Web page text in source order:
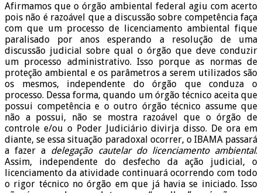
Afirmamos que o órgão ambiental federal agiu com acerto
pois não é razoável que a discussão sobre competência faça
com que um processo de licenciamento ambiental fique
paralisado por anos esperando a resolução de uma
discussão judicial sobre qual o órgão que deve conduzir
um processo administrativo. Isso porque as normas de
proteção ambiental e os parâmetros a serem utilizados são
os mesmos, independente do órgão que conduza o
processo. Dessa forma, quando um órgão técnico aceita que
possui competência e o outro órgão técnico assume que
não a possui, não se mostra razoável que o órgão de
controle e/ou o Poder Judiciário divirja disso. De ora em
diante, se essa situação paradoxal ocorrer, o IBAMA passará
a fazer a delegação cautelar do licenciamento ambiental.
Assim, independente do desfecho da ação judicial, o
licenciamento da atividade continuará ocorrendo com todo
o rigor técnico no órgão em que já havia se iniciado. Isso